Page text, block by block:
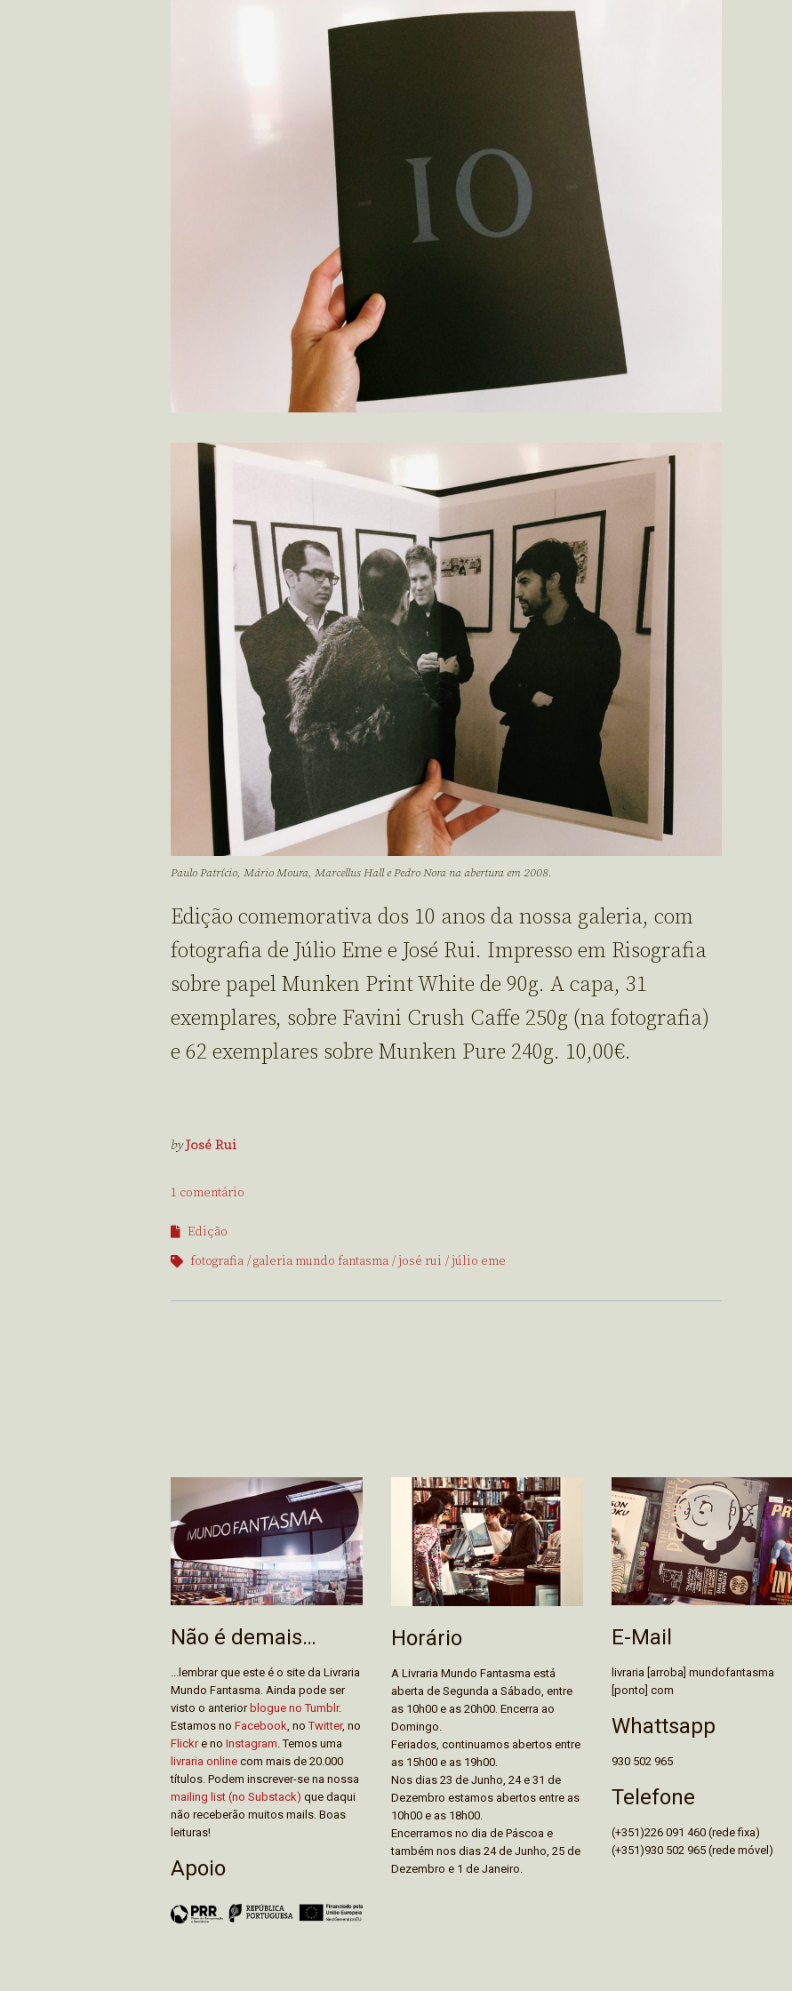
Paulo Patrício, Mário Moura, Marcellus Hall e Pedro Nora na abertura em 2008.
Edição comemorativa dos 10 anos da nossa galeria, com
fotografia de Júlio Eme e José Rui. Impresso em Risografia
sobre papel Munken Print White de 90g. A capa, 31
exemplares, sobre Favini Crush Caffe 250g (na fotografia)
e 62 exemplares sobre Munken Pure 240g. 10,00€.
byJosé Rui
1 comentário
Edição
fotografia
galeria mundo fantasma josé rui júlio eme
Não é demais…
...lembrar que este é o site da Livraria
Mundo Fantasma. Ainda pode ser
visto o anterior blogue no Tumblr.
Estamos no Facebook, noTwitter, no
Flickre no Instagram. Temos uma
livraria online com mais de 20.000
títulos. Podem inscrever-se na nossa
mailing list (no Substack) que daqui
não receberão muitos mails. Boas
leituras!
Apoio
Horário
A Livraria Mundo Fantasma está
aberta de Segunda a Sábado, entre
as 10h00 e as 20h00. Encerra ao
Domingo.
Feriados, continuamos abertos entre
as 15h00 e as 19h00.
Nos dias 23 de Junho, 24 e 31 de
Dezembro estamos abertos entre as
10h00 e as 18h00.
Encerramos no dia de Páscoa e
também nos dias 24 de Junho, 25 de
Dezembro e 1 de Janeiro.
E-Mail
livraria [arroba] mundofantasma
[ponto] com
Whattsapp
930 502 965
Telefone
(+351)226 091 460 (rede fixa)
(+351)930 502 965 (rede móvel)